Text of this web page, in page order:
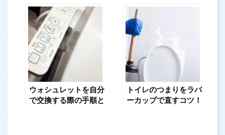
費用を解説
ウォシュレットを自分
で交換する際の手順と
トイレのつまりをラバ
ーカップで直すコツ！